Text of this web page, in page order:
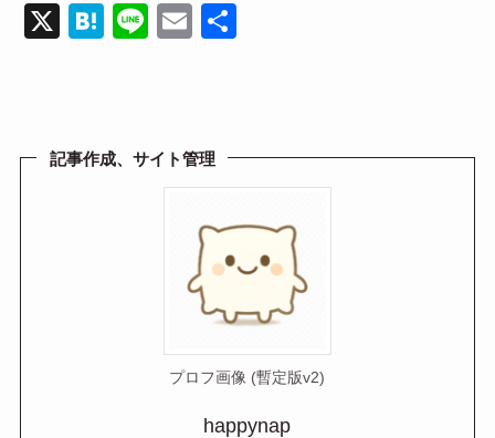
X
H
a
Li
E
記事作成、サイト管理
プロフ画像 (暫定版v2)
happynap